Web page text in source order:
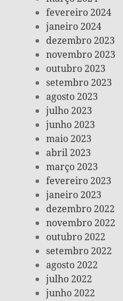
fevereiro 2024
janeiro 2024
dezembro 2023
novembro 2023
outubro 2023
setembro 2023
agosto 2023
julho 2023
junho 2023
maio 2023
abril 2023
março 2023
fevereiro 2023
janeiro 2023
dezembro 2022
novembro 2022
outubro 2022
setembro 2022
agosto 2022
julho 2022
junho 2022